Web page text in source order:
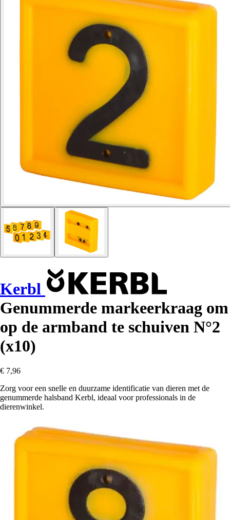
Kerbl
Genummerde markeerkraag om
op de armband te schuiven N°2
(x10)
€ 7,96
Zorg voor een snelle en duurzame identificatie van dieren met de
genummerde halsband Kerbl, ideaal voor professionals in de
dierenwinkel.